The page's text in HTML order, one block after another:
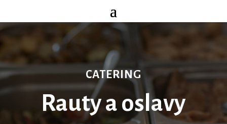
CATERING
Rauty a oslavy